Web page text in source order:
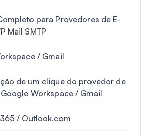
para Provedores de E-
Mail SMTP
/ Gmail
de um clique do provedor de
Workspace / Gmail
/ Outlook.com